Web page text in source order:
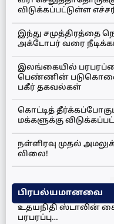
விடுக்கப்பட்டுள்ள
இந்து சமுத்திரத்தை
அக்டோபர் வரை
இலங்கையில்
பெண்ணின் படுகொலை
பகீர் தகவல்கள்
கொட்டித்
மக்களுக்கு
நள்ளிரவு முதல்
விலை!
பிரபல்யமானவை
உதயநிதி ஸ்டாலின்
பரபரப்பு…